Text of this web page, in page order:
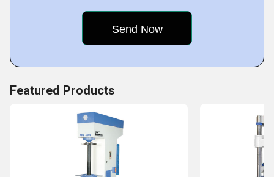
service, making life better for them and their businesses.
Key Facts of Atom Instruments:
Featured Products